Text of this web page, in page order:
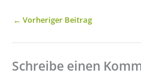
← Vorheriger Beitrag
Schreibe einen